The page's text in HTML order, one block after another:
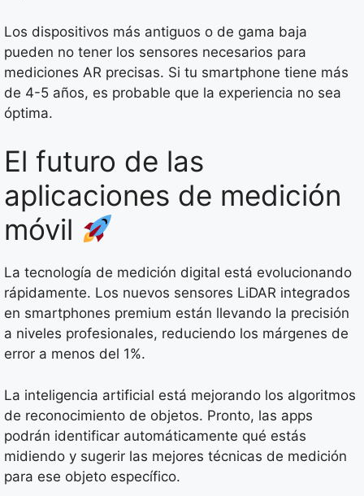
Los dispositivos más antiguos o de gama baja
pueden no tener los sensores necesarios para
mediciones AR precisas. Si tu smartphone tiene más
de 4-5 años, es probable que la experiencia no sea
óptima.
El futuro de las
aplicaciones de medición
móvil
La tecnología de medición digital está evolucionando
rápidamente. Los nuevos sensores LiDAR integrados
en smartphones premium están llevando la precisión
a niveles profesionales, reduciendo los márgenes de
error a menos del 1%.
La inteligencia artificial está mejorando los algoritmos
de reconocimiento de objetos. Pronto, las apps
podrán identificar automáticamente qué estás
midiendo y sugerir las mejores técnicas de medición
para ese objeto específico.